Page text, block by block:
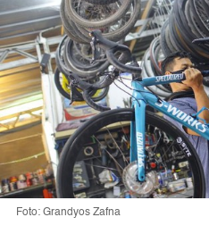
Foto: Grandyos Zafna